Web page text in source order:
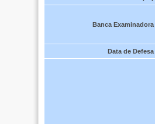
Banca Examinadora
Data de Defesa